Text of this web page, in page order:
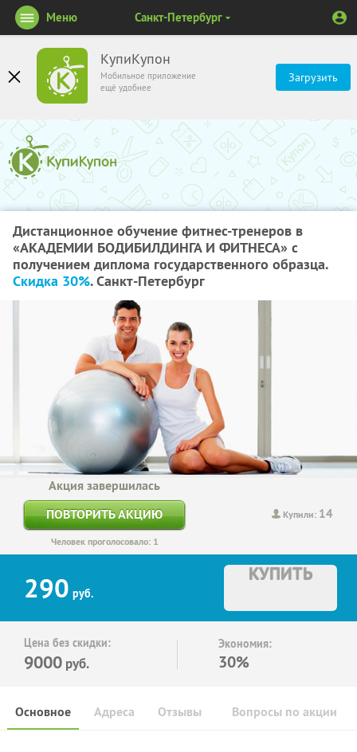
КупиКупон
Мобильное приложение
ещё удобнее
Загрузить
Меню Санкт-Петербург
Дистанционное обучение фитнес-тренеров в
«АКАДЕМИИ БОДИБИЛДИНГА И ФИТНЕСА» с
получением диплома государственного образца.
Скидка 30%. Санкт-Петербург
Купили: 14
Акция завершилась
ПОВТОРИТЬ АКЦИЮ
Человек проголосовало: 1
290 руб.
КУПИТЬ
Цена без скидки:
9000 руб.
Экономия:
30%
Основное Отзывы Вопросы по акции
Адреса